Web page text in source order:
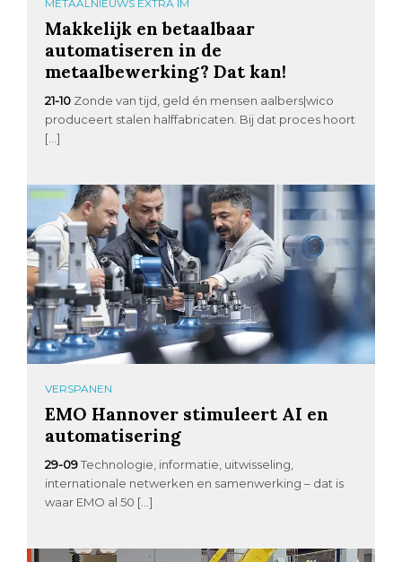
METAALNIEUWS EXTRA IM
Makkelijk en betaalbaar
automatiseren in de
metaalbewerking? Dat kan!
21-10 Zonde van tijd, geld én mensen aalbers|wico
produceert stalen halffabricaten. Bij dat proces hoort
[…]
VERSPANEN
EMO Hannover stimuleert AI en
automatisering
29-09 Technologie, informatie, uitwisseling,
internationale netwerken en samenwerking – dat is
waar EMO al 50 […]